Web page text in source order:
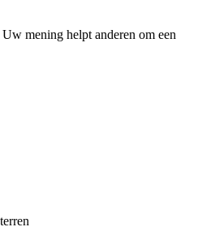
mening helpt anderen om een